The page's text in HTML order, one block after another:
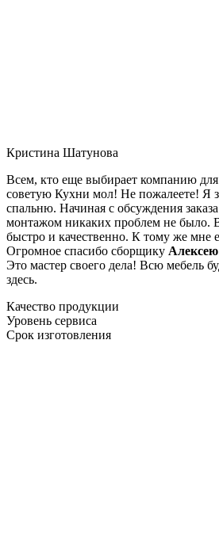
Кристина Шатунова
Всем, кто еще выбирает компанию для
советую Кухни мол! Не пожалеете! Я
спальню. Начиная с обсуждения
монтажом никаких проблем не было.
быстро и качественно. К тому же мне
Огромное спасибо сборщику Алексею
Это мастер своего дела! Всю мебель
здесь.
Качество продукции
Уровень сервиса
Срок изготовления